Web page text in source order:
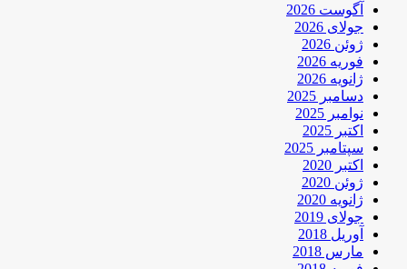
آگوست 2026
جولای 2026
ژوئن 2026
فوریه 2026
ژانویه 2026
دسامبر 2025
نوامبر 2025
اکتبر 2025
سپتامبر 2025
اکتبر 2020
ژوئن 2020
ژانویه 2020
جولای 2019
آوریل 2018
مارس 2018